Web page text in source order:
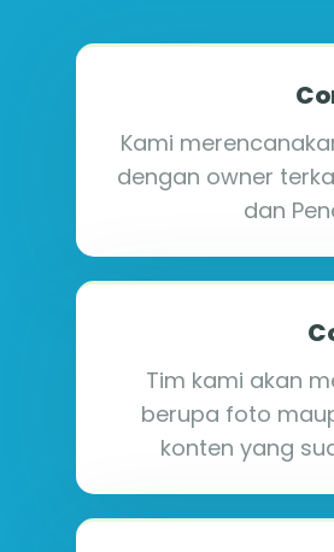
Kami
dengan owner
dan
Tim kami akan
berupa foto
konten yang